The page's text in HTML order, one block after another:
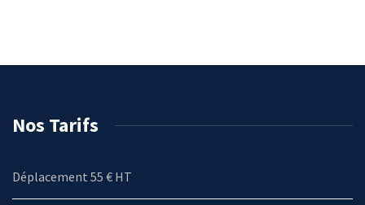
Nos Tarifs
Déplacement 55 € HT